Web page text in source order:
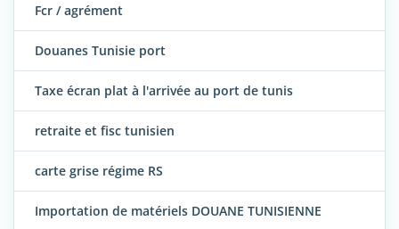
Fcr / agrément
Douanes Tunisie port
Taxe écran plat à l'arrivée au port de tunis
retraite et fisc tunisien
carte grise régime RS
Importation de matériels DOUANE TUNISIENNE